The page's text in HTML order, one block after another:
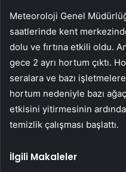
Meteoroloji Genel
saatlerinde kent
dolu ve fırtına etkili oldu.
gece 2 ayrı hortum çıktı.
seralara ve bazı
hortum nedeniyle bazı
etkisini yitirmesinin
temizlik çalışması başlattı.
İlgili Makaleler